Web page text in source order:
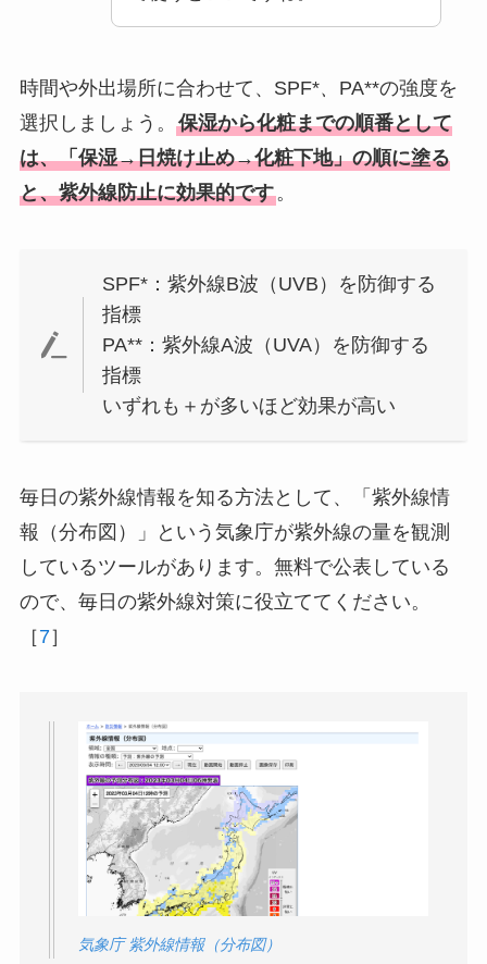
時間や外出場所に合わせて、SPF*、 PA**の強度を
選択しましょう。 保湿から化粧までの順番として
は、「保湿→日焼け止め→化粧下地」の順に塗る
と、紫外線防止に効果的です。
SPF*：紫外線B波（UVB）を防御する
指標
PA**：紫外線A波（UVA）を防御する
指標
いずれも＋が多いほど効果が高い
毎日の紫外線情報を知る方法として、「紫外線情
報（分布図）」という気象庁が紫外線の量を観測
しているツールがあります。無料で公表している
ので、毎日の紫外線対策に役立ててください。
［7］
気象庁 紫外線情報（分布図）